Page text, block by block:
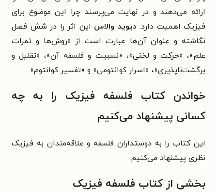
ارائه می‌دهند و در نهایت می‌پرسند چرا این موضوع برای
فیزیک اهمیت دارد. دیوید والاس این اثر را در شش فصل
نگاشته و عنوان آن‌ها عبارت است از «روش‌ها و ثمرات
علم»، «حرکت و لختی»، «نسبیت و فلسفه آن»، «تقلیل و
برگشت‌ناپذیری»، «اسرار کوانتومی» و «تفسیر کوانتوم».
خواندن کتاب فلسفه فیزیک را به چه
کسانی پیشنهاد می‌کنیم
این کتاب را به دوستداران فلسفه و علاقه‌مندان به فیزیک
نظری پیشنهاد می‌کنیم.
بخشی از کتاب فلسفه فیزیک